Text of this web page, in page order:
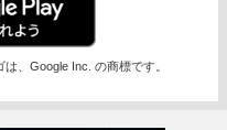
、Google Inc. の商標です。